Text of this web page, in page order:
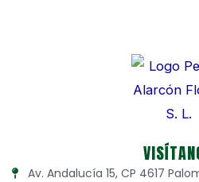
Av. Andalucía 15, CP 4617